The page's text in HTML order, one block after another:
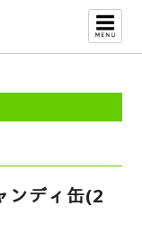
ンディ缶(2